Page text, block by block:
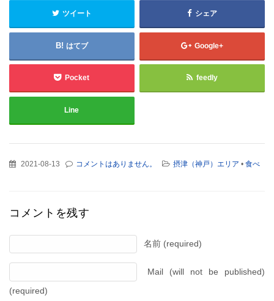
ツイート シェア
はてブ Google+
Pocket feedly
Line
2021-08-13 コメントはありません。 摂津（神戸）エリア • 食べ
コメントを残す
名前 (required)
Mail (will not be published)
(required)